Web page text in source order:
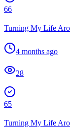
66
Turning My Life
4 months ago
28
65
Turning My Life